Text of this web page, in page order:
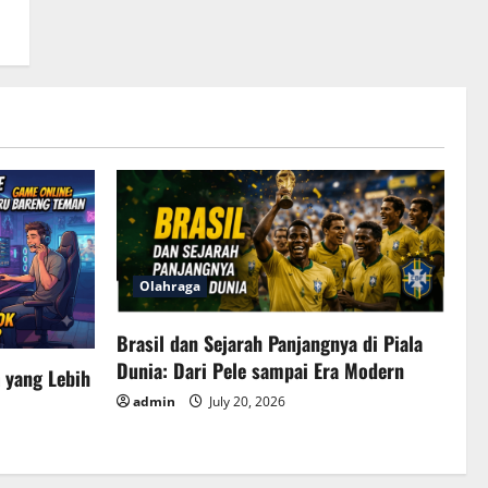
Lebih
Olahraga
Brasil dan Sejarah Panjangnya di Piala
Dunia: Dari Pele sampai Era Modern
admin July 20, 2026